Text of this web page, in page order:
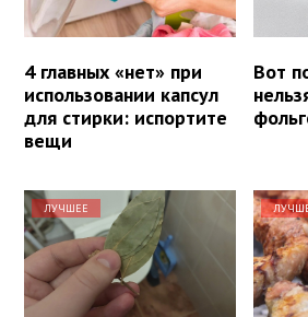
4 главных «нет» при
использовании капсул
для стирки: испортите
вещи
Вот
ЛУЧШЕЕ